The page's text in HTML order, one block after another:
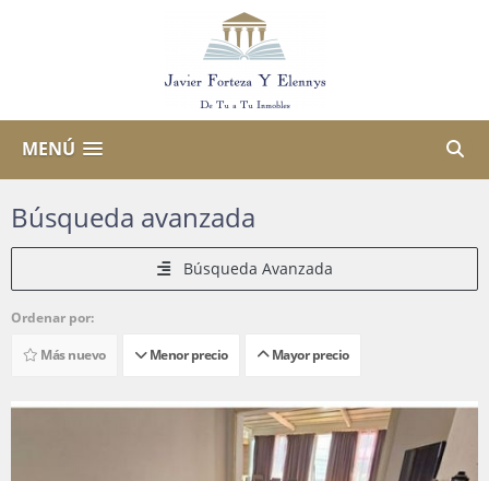
MENÚ
Búsqueda avanzada
Búsqueda Avanzada
Ordenar por:
Más nuevo
Menor precio Mayor precio